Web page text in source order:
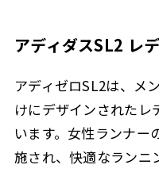
アディダスSL2 レ
アディゼロSL2は、メ
けにデザインされたレ
います。女性ランナー
施され、快適なランニ